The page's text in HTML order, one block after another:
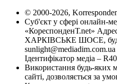
© 2000-2026,
Суб'єкт у сфері онлайн-
«КореспонденТ.net»
ХАРКІВСЬКЕ ШОСЕ,
sunlight@mediadim.com.ua
Ідентифікатор медіа –
Використання будь-яких
сайті, дозволяється за